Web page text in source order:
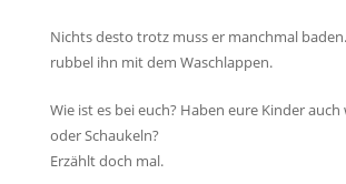
Nichts desto trotz muss er manchmal
rubbel ihn mit dem Waschlappen.
Wie ist es bei euch? Haben eure Kinder
oder Schaukeln?
Erzählt doch mal.